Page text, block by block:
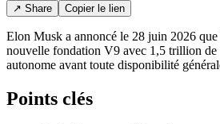
↗ Share Copier le lien
Elon Musk a annoncé le 28 juin 2026
nouvelle fondation V9 avec 1,5 trillion
autonome avant toute disponibilité
Points clés